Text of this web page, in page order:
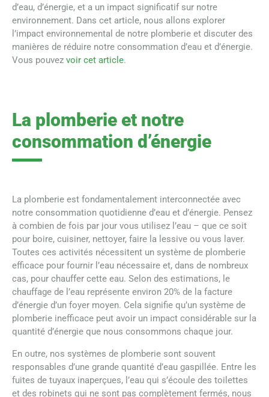
d’eau, d’énergie, et a un impact significatif sur notre
environnement. Dans cet article, nous allons explorer
l’impact environnemental de notre plomberie et discuter des
manières de réduire notre consommation d’eau et d’énergie.
Vous pouvez voir cet article.
La plomberie et notre
consommation d’énergie
La plomberie est fondamentalement interconnectée avec
notre consommation quotidienne d’eau et d’énergie. Pensez
à combien de fois par jour vous utilisez l’eau – que ce soit
pour boire, cuisiner, nettoyer, faire la lessive ou vous laver.
Toutes ces activités nécessitent un système de plomberie
efficace pour fournir l’eau nécessaire et, dans de nombreux
cas, pour chauffer cette eau. Selon des estimations, le
chauffage de l’eau représente environ 20% de la facture
d’énergie d’un foyer moyen. Cela signifie qu’un système de
plomberie inefficace peut avoir un impact considérable sur la
quantité d’énergie que nous consommons chaque jour.
En outre, nos systèmes de plomberie sont souvent
responsables d’une grande quantité d’eau gaspillée. Entre les
fuites de tuyaux inaperçues, l’eau qui s’écoule des toilettes
et des robinets qui ne sont pas complètement fermés, nous